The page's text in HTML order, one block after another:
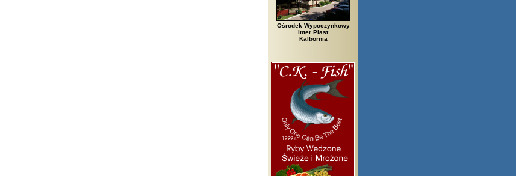
Arłamów, Augustów, Babice Stare, Bachanowo, Barczewo, Bardo, Białobrzegi, Białowieża, Bielsko Biała, Biały Bór, Biały Dunajec,
Ośrodek Wypoczynkowy
Inter Piast
Kalbornia